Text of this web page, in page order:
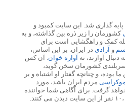
فضول محله در ۱۳ اسفند ۱۳۸۷ پایه گذاری شد. این سایت کمبود و
کشورمان را زیر ذره بین گذاشته، و به
کمک و راهگشایی است برای
و آزادی در ایران. بر این اساس،
آوازند، نه آوازه خوان. آن کس
کشورمان سخن گوید،
و چنانچه گفتار او اشتباه و بر
مردم ایران باشد، مورد
گرفت. برای آگاهی شما خواننده